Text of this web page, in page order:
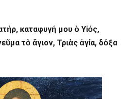
καταφυγή μου ὁ Υἱός,
τὸ ἅγιον, Τριὰς ἁγία, δόξα